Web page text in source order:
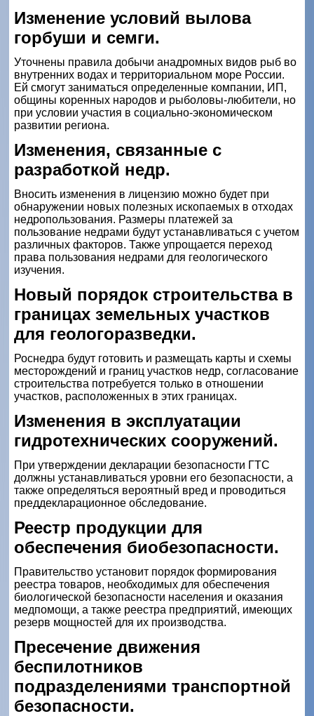
Изменение условий вылова
горбуши и семги.
Уточнены правила добычи анадромных видов рыб во
внутренних водах и территориальном море России.
Ей смогут заниматься определенные компании, ИП,
общины коренных народов и рыболовы-любители, но
при условии участия в социально-экономическом
развитии региона.
Изменения, связанные с
разработкой недр.
Вносить изменения в лицензию можно будет при
обнаружении новых полезных ископаемых в отходах
недропользования. Размеры платежей за
пользование недрами будут устанавливаться с учетом
различных факторов. Также упрощается переход
права пользования недрами для геологического
изучения.
Новый порядок строительства в
границах земельных участков
для геологоразведки.
Роснедра будут готовить и размещать карты и схемы
месторождений и границ участков недр, согласование
строительства потребуется только в отношении
участков, расположенных в этих границах.
Изменения в эксплуатации
гидротехнических сооружений.
При утверждении декларации безопасности ГТС
должны устанавливаться уровни его безопасности, а
также определяться вероятный вред и проводиться
преддекларационное обследование.
Реестр продукции для
обеспечения биобезопасности.
Правительство установит порядок формирования
реестра товаров, необходимых для обеспечения
биологической безопасности населения и оказания
медпомощи, а также реестра предприятий, имеющих
резерв мощностей для их производства.
Пресечение движения
беспилотников
подразделениями транспортной
безопасности.